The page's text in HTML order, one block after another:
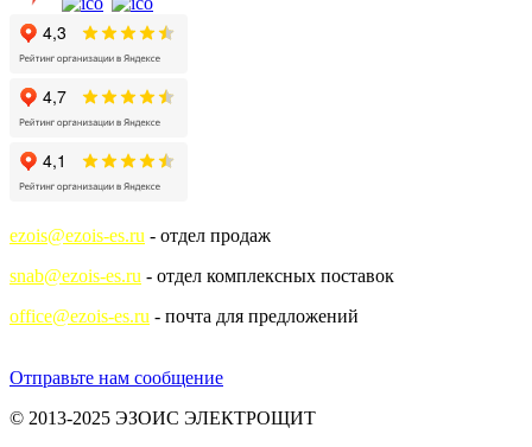
ezois@ezois-es.ru - отдел продаж
snab@ezois-es.ru - отдел комплексных поставок
office@ezois-es.ru - почта для предложений
Отправьте нам сообщение
© 2013-2025 ЭЗОИС ЭЛЕКТРОЩИТ